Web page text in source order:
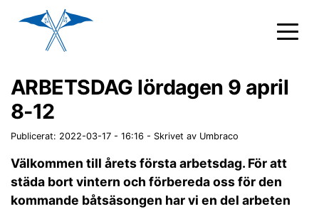
ARBETSDAG lördagen 9 april
8-12
Publicerat: 2022-03-17 - 16:16 - Skrivet av Umbraco
Välkommen till årets första arbetsdag. För att
städa bort vintern och förbereda oss för den
kommande båtsäsongen har vi en del arbeten